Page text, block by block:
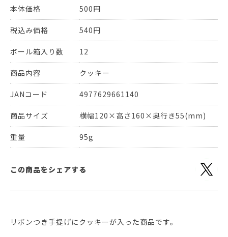
本体価格 500円
税込み価格 540円
ボール箱入り数 12
商品内容 クッキー
JANコード 4977629661140
商品サイズ 横幅120×高さ160×奥行き55(mm)
重量 95g
この商品をシェアする
リボンつき手提げにクッキーが入った商品です。